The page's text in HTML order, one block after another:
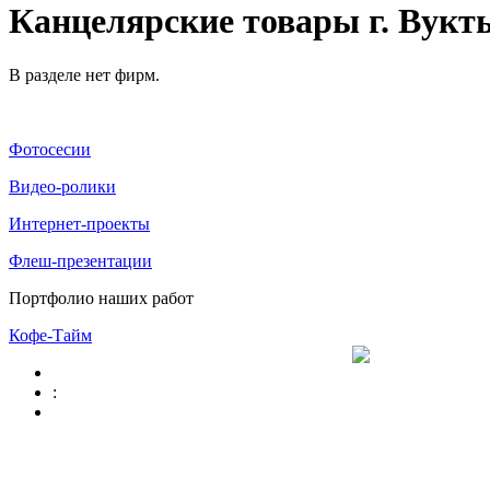
Канцелярские товары г.
В разделе нет фирм.
Фотосесии
Видео-ролики
Интернет-проекты
Флеш-презентации
Портфолио наших работ
Кофе-Тайм
: